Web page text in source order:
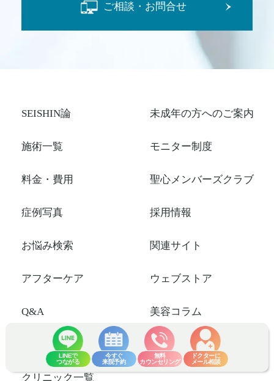
LINEで
つながる
今すぐ
来院予約
無料
カウンセリング
ドクターに
メール相談
ご相談・お問合せ
SEISHIN論
施術一覧
料金・費用
症例写真
お悩み検索
アフターケア
Q&A
ドクター紹介
クリニック一覧
未成年の方へのご案内
モニター制度
聖心メンバーズクラブ
採用情報
関連サイト
ウェブストア
美容コラム
用語辞典